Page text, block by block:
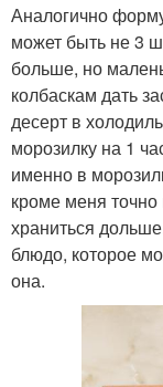
Аналогично
может быть не 3
больше, но
колбаскам дать
десерт в
морозилку на 1
именно в
кроме меня
храниться
блюдо, которое
она.